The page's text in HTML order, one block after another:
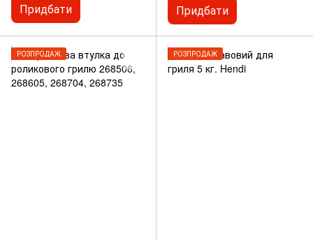
Придбати Придбати
РОЗПРОДАЖ РОЗПРОДАЖ